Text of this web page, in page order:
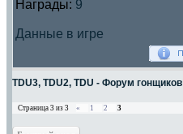
Награды: 9
Данные в игре
TDU3, TDU2, TDU - Форум гонщиков
Страница 3 из 3 « 1 2 3